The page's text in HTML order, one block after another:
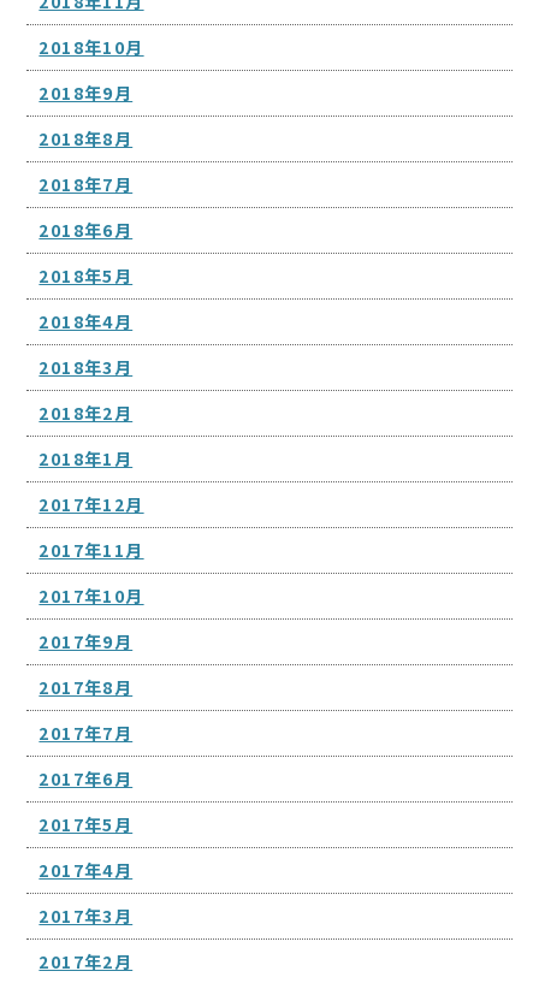
2018年10月
2018年9月
2018年8月
2018年7月
2018年6月
2018年5月
2018年4月
2018年3月
2018年2月
2018年1月
2017年12月
2017年11月
2017年10月
2017年9月
2017年8月
2017年7月
2017年6月
2017年5月
2017年4月
2017年3月
2017年2月